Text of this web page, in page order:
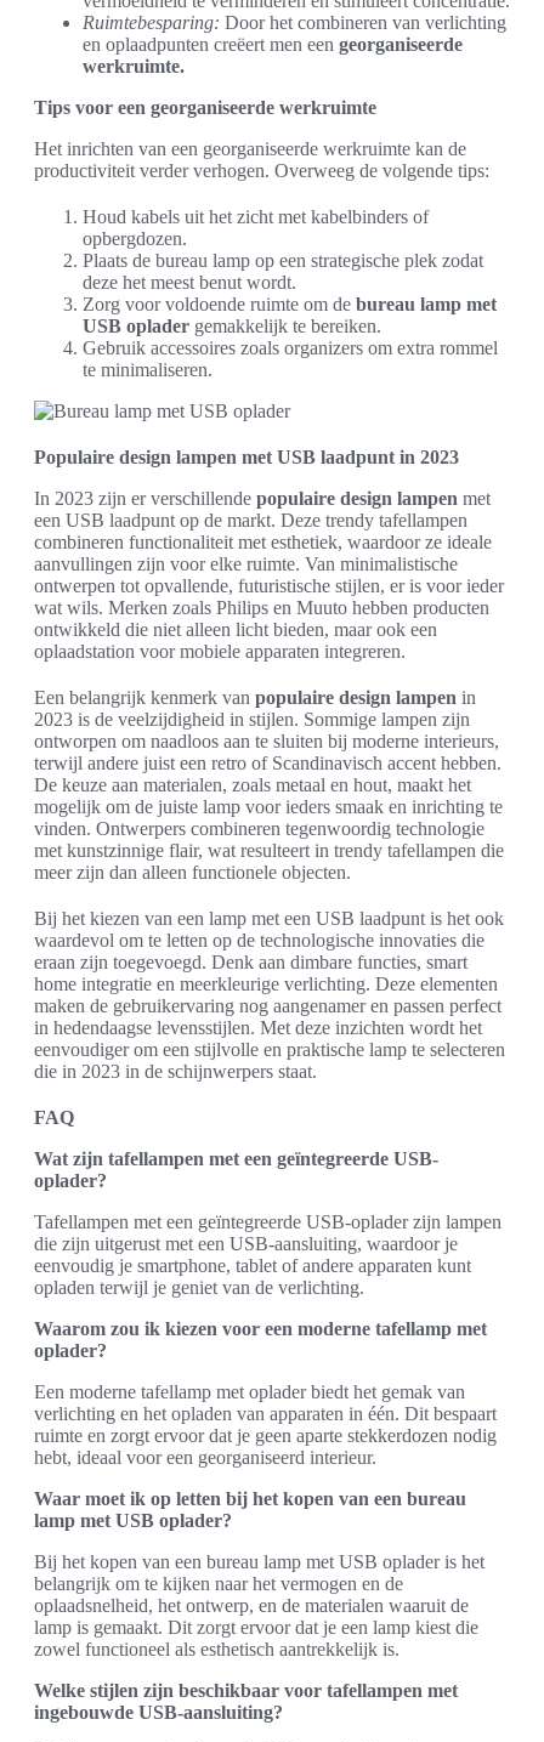
Ruimtebesparing: Door het combineren van verlichting
en oplaadpunten creëert men een georganiseerde
werkruimte.
Tips voor een georganiseerde werkruimte
Het inrichten van een georganiseerde werkruimte kan de
productiviteit verder verhogen. Overweeg de volgende tips:
Houd kabels uit het zicht met kabelbinders of
opbergdozen.
Plaats de bureau lamp op een strategische plek zodat
deze het meest benut wordt.
Zorg voor voldoende ruimte om de bureau lamp met
USB oplader gemakkelijk te bereiken.
Gebruik accessoires zoals organizers om extra rommel
te minimaliseren.
Populaire design lampen met USB laadpunt in 2023
In 2023 zijn er verschillende populaire design lampen met
een USB laadpunt op de markt. Deze trendy tafellampen
combineren functionaliteit met esthetiek, waardoor ze ideale
aanvullingen zijn voor elke ruimte. Van minimalistische
ontwerpen tot opvallende, futuristische stijlen, er is voor ieder
wat wils. Merken zoals Philips en Muuto hebben producten
ontwikkeld die niet alleen licht bieden, maar ook een
oplaadstation voor mobiele apparaten integreren.
Een belangrijk kenmerk van populaire design lampen in
2023 is de veelzijdigheid in stijlen. Sommige lampen zijn
ontworpen om naadloos aan te sluiten bij moderne interieurs,
terwijl andere juist een retro of Scandinavisch accent hebben.
De keuze aan materialen, zoals metaal en hout, maakt het
mogelijk om de juiste lamp voor ieders smaak en inrichting te
vinden. Ontwerpers combineren tegenwoordig technologie
met kunstzinnige flair, wat resulteert in trendy tafellampen die
meer zijn dan alleen functionele objecten.
Bij het kiezen van een lamp met een USB laadpunt is het ook
waardevol om te letten op de technologische innovaties die
eraan zijn toegevoegd. Denk aan dimbare functies, smart
home integratie en meerkleurige verlichting. Deze elementen
maken de gebruikervaring nog aangenamer en passen perfect
in hedendaagse levensstijlen. Met deze inzichten wordt het
eenvoudiger om een stijlvolle en praktische lamp te selecteren
die in 2023 in de schijnwerpers staat.
FAQ
Wat zijn tafellampen met een geïntegreerde USB-
oplader?
Tafellampen met een geïntegreerde USB-oplader zijn lampen
die zijn uitgerust met een USB-aansluiting, waardoor je
eenvoudig je smartphone, tablet of andere apparaten kunt
opladen terwijl je geniet van de verlichting.
Waarom zou ik kiezen voor een moderne tafellamp met
oplader?
Een moderne tafellamp met oplader biedt het gemak van
verlichting en het opladen van apparaten in één. Dit bespaart
ruimte en zorgt ervoor dat je geen aparte stekkerdozen nodig
hebt, ideaal voor een georganiseerd interieur.
Waar moet ik op letten bij het kopen van een bureau
lamp met USB oplader?
Bij het kopen van een bureau lamp met USB oplader is het
belangrijk om te kijken naar het vermogen en de
oplaadsnelheid, het ontwerp, en de materialen waaruit de
lamp is gemaakt. Dit zorgt ervoor dat je een lamp kiest die
zowel functioneel als esthetisch aantrekkelijk is.
Welke stijlen zijn beschikbaar voor tafellampen met
ingebouwde USB-aansluiting?